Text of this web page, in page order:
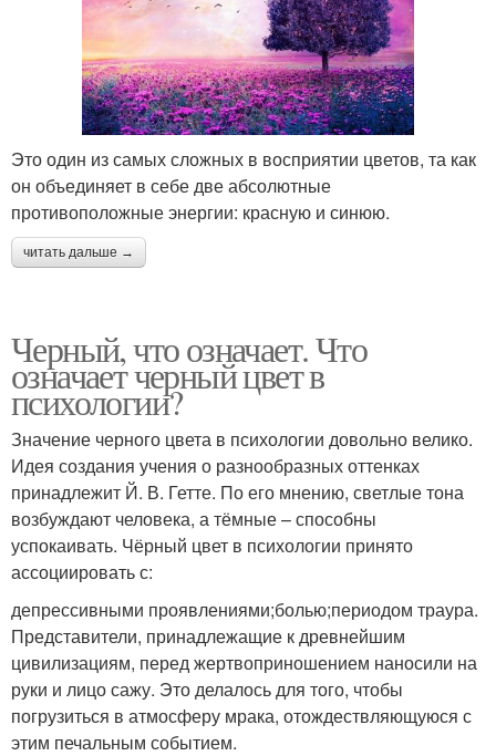
Это один из самых сложных в восприятии цветов, та как
он объединяет в себе две абсолютные
противоположные энергии: красную и синюю.
читать дальше →
Черный, что означает. Что
означает черный цвет в
психологии?
Значение черного цвета в психологии довольно велико.
Идея создания учения о разнообразных оттенках
принадлежит Й. В. Гетте. По его мнению, светлые тона
возбуждают человека, а тёмные – способны
успокаивать. Чёрный цвет в психологии принято
ассоциировать с:
депрессивными проявлениями;болью;периодом траура.
Представители, принадлежащие к древнейшим
цивилизациям, перед жертвоприношением наносили на
руки и лицо сажу. Это делалось для того, чтобы
погрузиться в атмосферу мрака, отождествляющуюся с
этим печальным событием.